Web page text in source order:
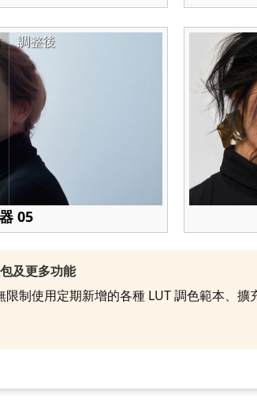
調整後
05
及更多功能
制使用定期新增的各種 LUT 調色範本、